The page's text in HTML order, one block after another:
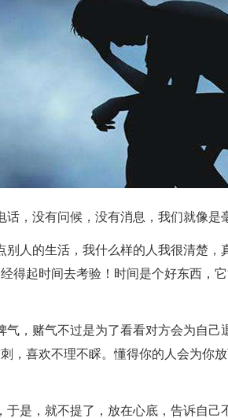
话，没有问候，没有消息，我们就像是
别人的生活，我什么样的人我很清楚
得起时间去考验！时间是个好东西，
气，赌气不过是为了看看对方会为自
，喜欢不理不睬。懂得你的人会为你
于是，就不提了，放在心底，告诉自己